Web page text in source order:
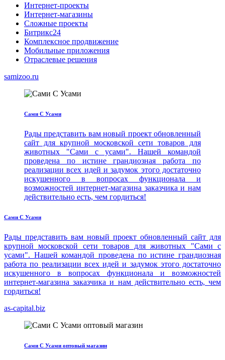
Интернет-проекты
Интернет-магазины
Сложные проекты
Битрикс24
Комплексное продвижение
Мобильные приложения
Отраслевые решения
samizoo.ru
Сами С Усами
Рады представить вам новый проект обновленный
сайт для крупной московской сети товаров для
животных "Сами с усами". Нашей командой
проведена по истине грандиозная работа по
реализации всех идей и задумок этого достаточно
искушенного в вопросах функционала и
возможностей интернет-магазина заказчика и нам
действительно есть, чем гордиться!
Сами С Усами
Рады представить вам новый проект обновленный сайт для
крупной московской сети товаров для животных "Сами с
усами". Нашей командой проведена по истине грандиозная
работа по реализации всех идей и задумок этого достаточно
искушенного в вопросах функционала и возможностей
интернет-магазина заказчика и нам действительно есть, чем
гордиться!
as-capital.biz
Сами С Усами оптовый магазин